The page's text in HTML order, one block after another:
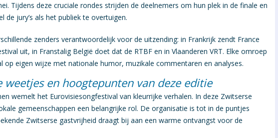
Tijdens deze cruciale rondes strijden de deelnemers om hun plek in de finale en
de jury’s als het publiek te overtuigen.
zenders verantwoordelijk voor de uitzending: in Frankrijk zendt France
uit, in Franstalig België doet dat de RTBF en in Vlaanderen VRT. Elke omroep
op eigen wijze met nationale humor, muzikale commentaren en analyses.
weetjes en hoogtepunten van deze editie
wemelt het Eurovisiesongfestival van kleurrijke verhalen. In deze Zwitserse
gemeenschappen een belangrijke rol. De organisatie is tot in de puntjes
Zwitserse gastvrijheid draagt bij aan een warme ontvangst voor de